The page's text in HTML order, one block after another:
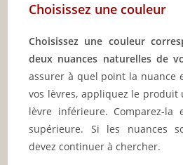
Choisissez une couleur
Choisissez une couleur
deux nuances naturelles de
assurer à quel point la nuance
vos lèvres, appliquez le
lèvre inférieure. Comparez-la
supérieure. Si les nuances
devez continuer à chercher.